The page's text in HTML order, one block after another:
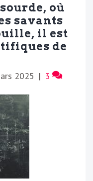
où
savants
il est
de
2025 | 3